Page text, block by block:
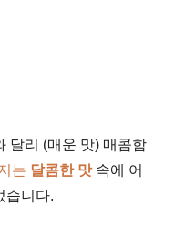
달리 (매운 맛) 매콤함
는 달콤한 맛속에 어
습니다.